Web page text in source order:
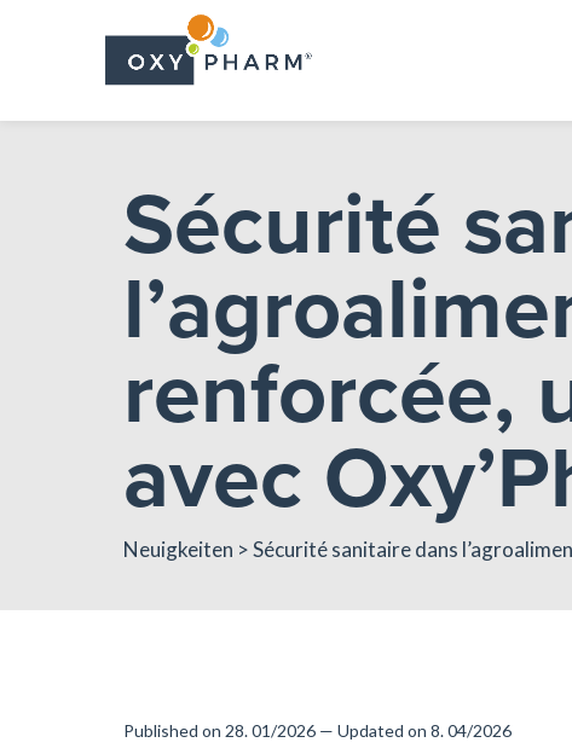
content
Sécurité
renforcée,
avec
Neuigkeiten > Sécurité sanitaire dans
Published on 28. 01/2026 — Updated on 8. 04/2026